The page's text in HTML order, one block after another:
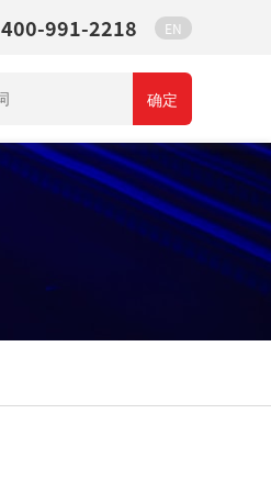
400-991-2218 EN
确定